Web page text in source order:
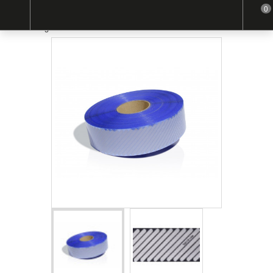
Lavage industriel - RETHIOTEX® 26 500-01
0